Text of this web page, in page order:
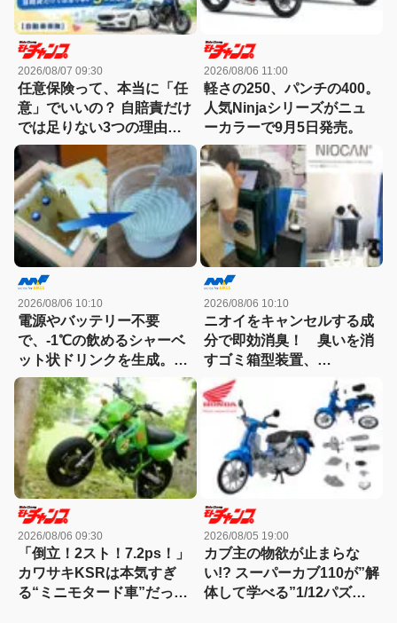
2026/08/07 09:30
任意保険って、本当に「任
意」でいいの？ 自賠責だけ
では足りない3つの理由
【自動車保険】
2026/08/06 11:00
軽さの250、パンチの400。
人気Ninjaシリーズがニュ
ーカラーで9月5日発売。
2026/08/06 10:10
電源やバッテリー不要
で、-1℃の飲めるシャーベ
ット状ドリンクを生成。現
場作業やアウトドアに「ア
イススラリーメーカー」が
便利！
2026/08/06 10:10
ニオイをキャンセルする成
分で即効消臭！ 臭いを消
すゴミ箱型装置、
「NIOCAN（ニオキャ
ン）」を噴射！
2026/08/06 09:30
「倒立！2スト！7.2ps！」
カワサキKSRは本気すぎ
る“ミニモタード車”だった
2026/08/05 19:00
カブ主の物欲が止まらな
い!? スーパーカブ110が”解
体して学べる”1/12パズル